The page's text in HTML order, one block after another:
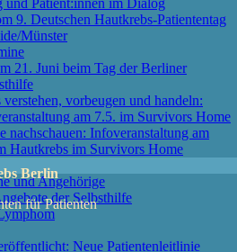
und Patient:innen im Dialog
9. Deutschen Hautkrebs-Patiententag
Münster
21. Juni beim Tag der Berliner
vorbeugen und handeln:
am 7.5. im Survivors Home
nachschauen: Infoveranstaltung am
Hautkrebs im Survivors Home
und Angehörige
der Selbsthilfe
Neue Patientenleitlinie
Berlin
für Patienten